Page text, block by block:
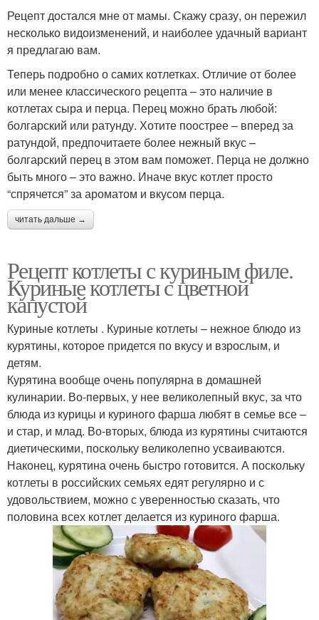
Рецепт достался мне от мамы. Скажу сразу, он пережил
несколько видоизменений, и наиболее удачный вариант
я предлагаю вам.
Теперь подробно о самих котлетках. Отличие от более
или менее классического рецепта – это наличие в
котлетах сыра и перца. Перец можно брать любой:
болгарский или ратунду. Хотите поострее – вперед за
ратундой, предпочитаете более нежный вкус –
болгарский перец в этом вам поможет. Перца не должно
быть много – это важно. Иначе вкус котлет просто
“спрячется” за ароматом и вкусом перца.
читать дальше →
Рецепт котлеты с куриным филе.
Куриные котлеты с цветной
капустой
Куриные котлеты . Куриные котлеты – нежное блюдо из
курятины, которое придется по вкусу и взрослым, и
детям.
Курятина вообще очень популярна в домашней
кулинарии. Во-первых, у нее великолепный вкус, за что
блюда из курицы и куриного фарша любят в семье все –
и стар, и млад. Во-вторых, блюда из курятины считаются
диетическими, поскольку великолепно усваиваются.
Наконец, курятина очень быстро готовится. А поскольку
котлеты в российских семьях едят регулярно и с
удовольствием, можно с уверенностью сказать, что
половина всех котлет делается из куриного фарша.